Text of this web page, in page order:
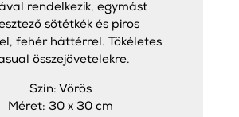
rendelkezik, egymást
sötétkék és piros
fehér háttérrel. Tökéletes
összejövetelekre.
Szín: Vörös
Méret: 30 x 30 cm